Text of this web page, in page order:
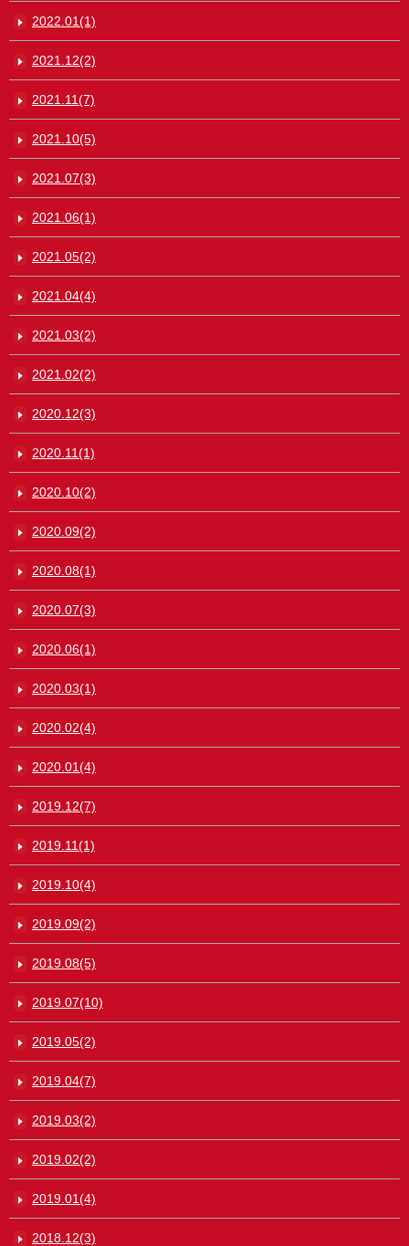
2022.01(1)
2021.12(2)
2021.11(7)
2021.10(5)
2021.07(3)
2021.06(1)
2021.05(2)
2021.04(4)
2021.03(2)
2021.02(2)
2020.12(3)
2020.11(1)
2020.10(2)
2020.09(2)
2020.08(1)
2020.07(3)
2020.06(1)
2020.03(1)
2020.02(4)
2020.01(4)
2019.12(7)
2019.11(1)
2019.10(4)
2019.09(2)
2019.08(5)
2019.07(10)
2019.05(2)
2019.04(7)
2019.03(2)
2019.02(2)
2019.01(4)
2018.12(3)